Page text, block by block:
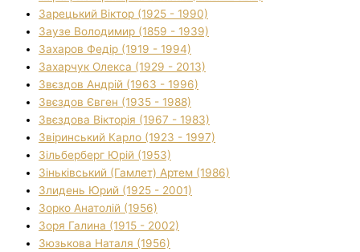
Зарецький Віктор (1925 - 1990)
Заузе Володимир (1859 - 1939)
Захаров Федір (1919 - 1994)
Захарчук Олекса (1929 - 2013)
Звєздов Андрій (1963 - 1996)
Звєздов Євген (1935 - 1988)
Звєздова Вікторія (1967 - 1983)
Звіринський Карло (1923 - 1997)
Зільберберг Юрій (1953)
Зіньківський (Гамлет) Артем (1986)
Злидень Юрий (1925 - 2001)
Зорко Анатолій (1956)
Зоря Галина (1915 - 2002)
Зюзькова Наталя (1956)